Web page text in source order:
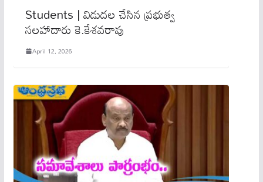
Students | విడుద‌ల చేసిన ప్రభుత్వ
సలహాదారు కె.కేశవరావు
April 12, 2026